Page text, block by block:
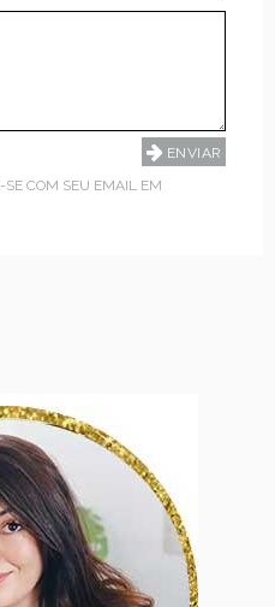
SE COM SEU EMAIL EM